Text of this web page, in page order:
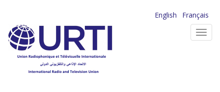
contenu
principal
English
Français